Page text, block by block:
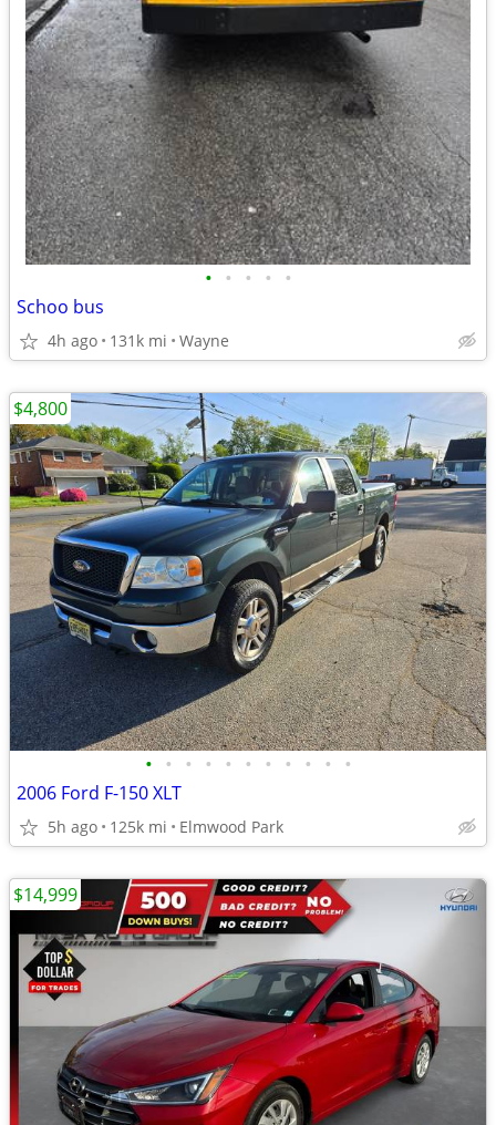
• • • • •
Schoo bus
4h ago 131k mi Wayne
• • • • • • • • • • •
2006 Ford F-150 XLT
5h ago 125k mi Elmwood Park
$4,800
$14,999